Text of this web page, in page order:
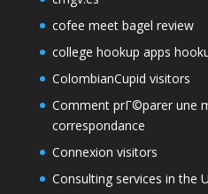
cofee meet bagel review
college hookup apps
ColombianCupid visitors
Comment prГ©parer une
correspondance
Connexion visitors
Consulting services in the